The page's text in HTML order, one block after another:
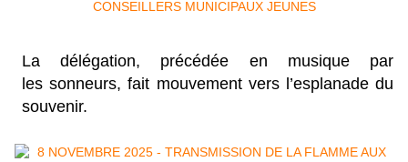
La délégation, précédée en musique par
les sonneurs, fait mouvement vers l’esplanade du
souvenir.